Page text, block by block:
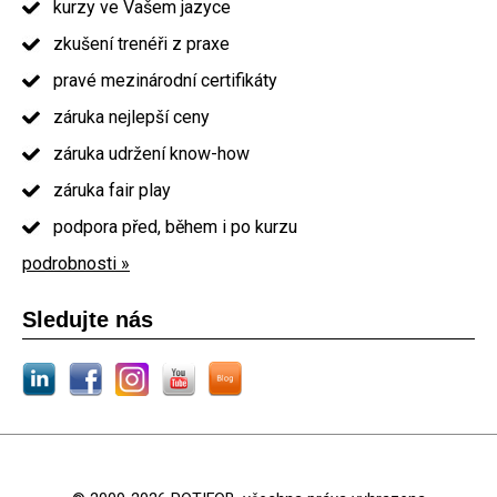
kurzy ve Vašem jazyce
zkušení trenéři z praxe
pravé mezinárodní certifikáty
záruka nejlepší ceny
záruka udržení know-how
záruka fair play
podpora před, během i po kurzu
podrobnosti »
Sledujte nás